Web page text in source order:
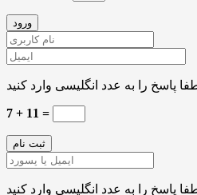
7 + 11 =